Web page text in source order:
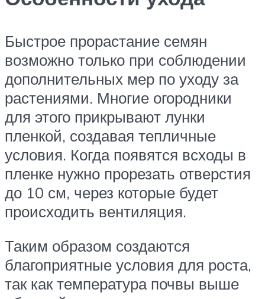
Быстрое прорастание семян
возможно только при соблюдении
дополнительных мер по уходу за
растениями. Многие огородники
для этого прикрывают лунки
пленкой, создавая тепличные
условия. Когда появятся всходы в
пленке нужно прорезать отверстия
до 10 см, через которые будет
происходить вентиляция.
Таким образом создаются
благоприятные условия для роста,
так как температура почвы выше